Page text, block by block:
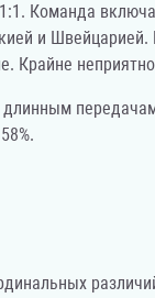
Команда
и
Крайне